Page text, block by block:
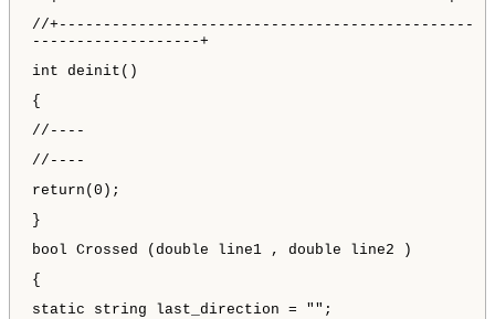
//+-----------------------------------------------
-------------------+
int deinit()
{
//----
//----
return(0);
}
bool Crossed (double line1 , double line2 )
{
static string last_direction = "";